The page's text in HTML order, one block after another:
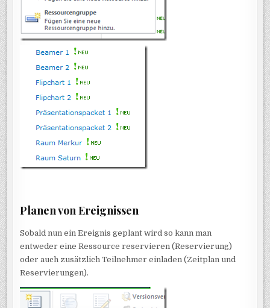
Planen von Ereignissen
Sobald nun ein Ereignis geplant wird so kann man
entweder eine Ressource reservieren (Reservierung)
oder auch zusätzlich Teilnehmer einladen (Zeitplan und
Reservierungen).